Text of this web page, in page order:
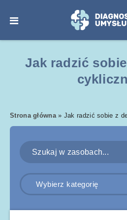
Jak radzić
Strona główna» Jak radzić sobie z
Wybierz kategorię